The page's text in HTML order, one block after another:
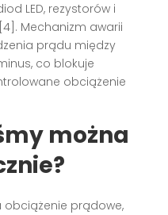
LED, rezystorów i
Mechanizm awarii
prądu między
co blokuje
obciążenie
można
obciążenie prądowe,